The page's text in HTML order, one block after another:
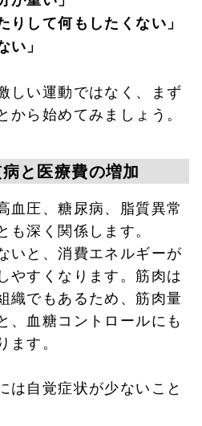
りして何もしたくない」
い」
しい運動ではなく、まず
ら始めてみましょう。
と医療費の増加
血圧、糖尿病、脂質異常
深く関係します。
いと、消費エネルギーが
やすくなります。筋肉は
織でもあるため、筋肉量
、血糖コントロールにも
す。
は自覚症状が少ないこと